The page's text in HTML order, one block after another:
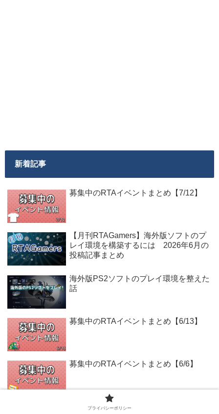
新着記事
募集中のRTAイベントまとめ【7/12】
【月刊RTAGamers】海外版ソフトのプ
レイ環境を構築するには 2026年6月の
投稿記事まとめ
海外版PS2ソフトのプレイ環境を整えた
話
募集中のRTAイベントまとめ【6/13】
募集中のRTAイベントまとめ【6/6】
プライバシーポリシー